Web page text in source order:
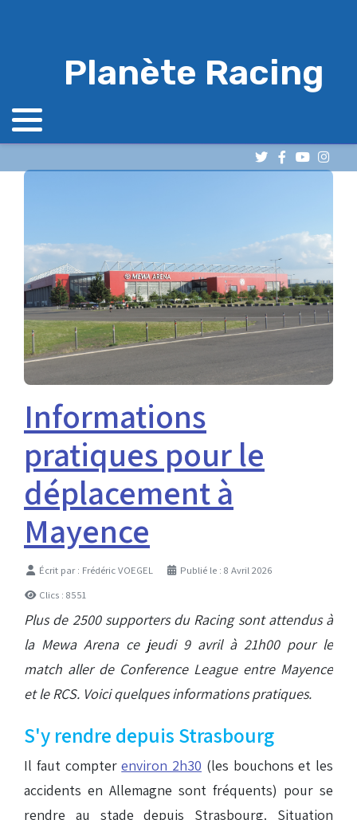
Planète Racing
Informations
pratiques pour le
déplacement à
Mayence
DétailsÉcrit par : Frédéric VOEGEL
Publié le : 8 Avril 2026
Clics : 8551
Plus de 2500 supporters du Racing sont attendus à
la Mewa Arena ce jeudi 9 avril à 21h00 pour le
match aller de Conference League entre Mayence
et le RCS. Voici quelques informations pratiques.
S'y rendre depuis Strasbourg
Il faut compterenviron 2h30 (les bouchons et les
accidents en Allemagne sont fréquents) pour se
rendre au stade depuis Strasbourg. Situation